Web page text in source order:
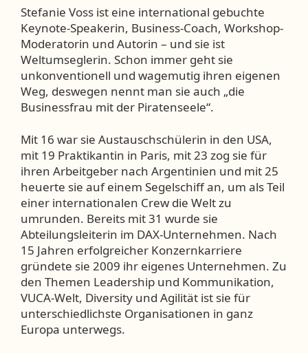
Stefanie Voss ist eine international gebuchte
Keynote-Speakerin, Business-Coach, Workshop-
Moderatorin und Autorin – und sie ist
Weltumseglerin. Schon immer geht sie
unkonventionell und wagemutig ihren eigenen
Weg, deswegen nennt man sie auch „die
Businessfrau mit der Piratenseele“.
Mit 16 war sie Austauschschülerin in den USA,
mit 19 Praktikantin in Paris, mit 23 zog sie für
ihren Arbeitgeber nach Argentinien und mit 25
heuerte sie auf einem Segelschiff an, um als Teil
einer internationalen Crew die Welt zu
umrunden. Bereits mit 31 wurde sie
Abteilungsleiterin im DAX-Unternehmen. Nach
15 Jahren erfolgreicher Konzernkarriere
gründete sie 2009 ihr eigenes Unternehmen. Zu
den Themen Leadership und Kommunikation,
VUCA-Welt, Diversity und Agilität ist sie für
unterschiedlichste Organisationen in ganz
Europa unterwegs.